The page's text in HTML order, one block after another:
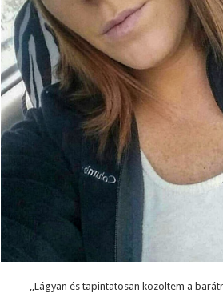
,,Lágyan és tapintatosan közöltem a